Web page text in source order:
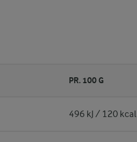
PR. 100 G
496 kJ / 120 kcal